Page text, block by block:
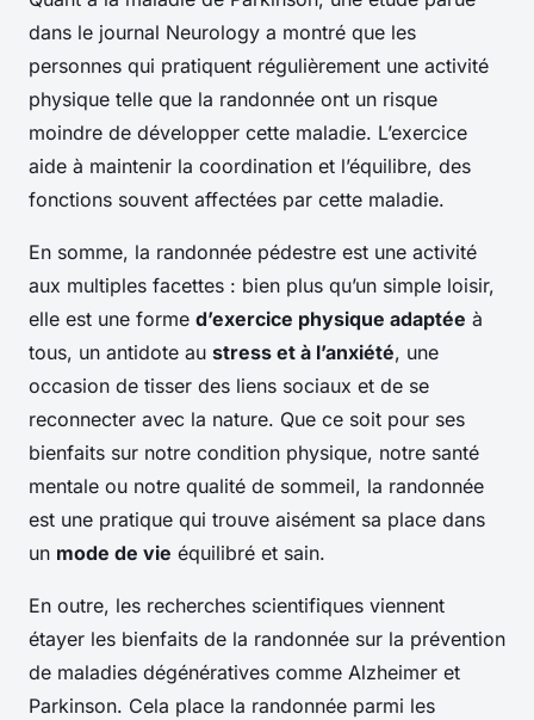
dans le journal Neurology a montré que les
personnes qui pratiquent régulièrement une activité
physique telle que la randonnée ont un risque
moindre de développer cette maladie. L’exercice
aide à maintenir la coordination et l’équilibre, des
fonctions souvent affectées par cette maladie.
En somme, la randonnée pédestre est une activité
aux multiples facettes : bien plus qu’un simple loisir,
elle est une forme d’exercice physique adaptée à
tous, un antidote au stress et à l’anxiété, une
occasion de tisser des liens sociaux et de se
reconnecter avec la nature. Que ce soit pour ses
bienfaits sur notre condition physique, notre santé
mentale ou notre qualité de sommeil, la randonnée
est une pratique qui trouve aisément sa place dans
un mode de vie équilibré et sain.
En outre, les recherches scientifiques viennent
étayer les bienfaits de la randonnée sur la prévention
de maladies dégénératives comme Alzheimer et
Parkinson. Cela place la randonnée parmi les